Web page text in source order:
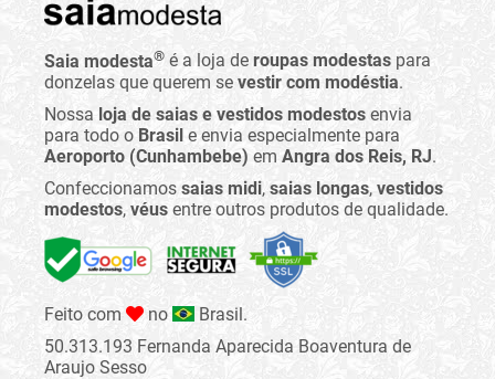
Saia modesta® é a loja de roupas modestas para
donzelas que querem se vestir com modéstia.
Nossa loja de saias e vestidos modestos envia
para todo o Brasil e envia especialmente para
Aeroporto (Cunhambebe) em Angra dos Reis, RJ.
Confeccionamos saias midi, saias longas, vestidos
modestos, véus entre outros produtos de qualidade.
Feito com no
Brasil.
50.313.193 Fernanda Aparecida Boaventura de
Araujo Sesso